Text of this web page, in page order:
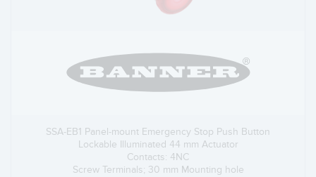
SSA-EB1 Panel-mount Emergency Stop Push Button
Lockable Illuminated 44 mm Actuator
Contacts: 4NC
Screw Terminals; 30 mm Mounting hole